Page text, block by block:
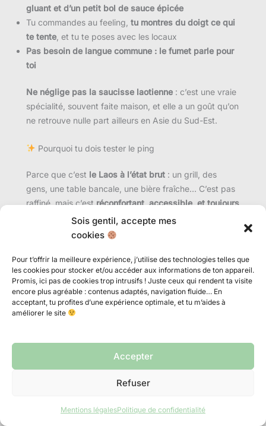
Sois gentil, accepte mes
cookies
Pour t’offrir la meilleure expérience, j’utilise des technologies telles que
les cookies pour stocker et/ou accéder aux informations de ton appareil.
Promis, ici pas de cookies trop intrusifs ! Juste ceux qui rendent ta visite
encore plus agréable : contenus adaptés, navigation fluide… En
acceptant, tu profites d’une expérience optimale, et tu m’aides à
améliorer le site
Accepter
Refuser
Mentions légalesPolitique de confidentialité
gluant et d’un petit bol de sauce épicée
Tu commandes au feeling, tu montres du doigt ce qui
te tente , et tu te poses avec les locaux
Pas besoin de langue commune : le fumet parle pour
toi
Ne néglige pas la saucisse laotienne : c’est une vraie
spécialité, souvent faite maison, et elle a un goût qu’on
ne retrouve nulle part ailleurs en Asie du Sud-Est.
Pourquoi tu dois tester le ping
Parce que c’est le Laos à l’état brut : un grill, des
gens, une table bancale, une bière fraîche… C’est pas
raffiné, mais c’estréconfortant, accessible, et toujours
Au Laos, les desserts n’arrivent pas forcément en fin
de repas comme chez nous.Ils se grignotent dans la
rue, se partagent à la main, ou se dégustent sur un
coin de marché. Et très souvent, ils tournent autour du
douceurs traditionnelles. Voici les plus courantes à